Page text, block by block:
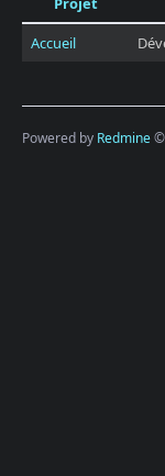
Accueil
Powered by Redmine©